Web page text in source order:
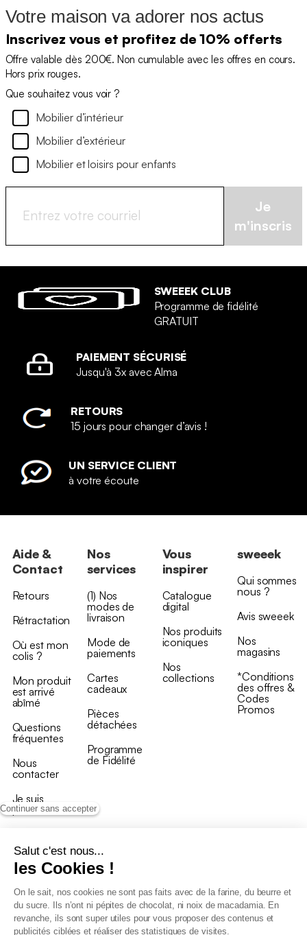
Continuer sans accepter
Salut c'est nous...
les Cookies !
On le sait, nos cookies ne sont pas faits avec de la farine, du beurre et
du sucre. Ils n’ont ni pépites de chocolat, ni noix de macadamia. En
revanche, ils sont super utiles pour vous proposer des contenus et
publicités ciblées et réaliser des statistiques de visites.
Votre maison va adorer nos actus
Inscrivez vous et profitez de 10% offerts
Offre valable dès 200€. Non cumulable avec les offres en cours.
Hors prix rouges.
Que souhaitez vous voir ?
Mobilier d’intérieur
Mobilier d’extérieur
Mobilier et loisirs pour enfants
Je
m'inscris
SWEEEK CLUB
Programme de fidélité
GRATUIT
PAIEMENT SÉCURISÉ
Jusqu'à 3x avec Alma
RETOURS
15 jours pour changer d’avis !
UN SERVICE CLIENT
à votre écoute
Aide &
Contact
Retours
Rétractation
Où est mon
colis ?
Mon produit
est arrivé
abîmé
Questions
fréquentes
Nous
contacter
Je suis
professionnel
Nos
services
(1) Nos
modes de
livraison
Mode de
paiements
Cartes
cadeaux
Pièces
détachées
Programme
de Fidélité
Vous
inspirer
Catalogue
digital
Nos produits
iconiques
Nos
collections
sweeek
Qui sommes
nous ?
Avis sweeek
Nos
magasins
*Conditions
des offres &
Codes
Promos
Conditions générales de vente
Conditions générales du programme de fidélité
Charte de données personnelles